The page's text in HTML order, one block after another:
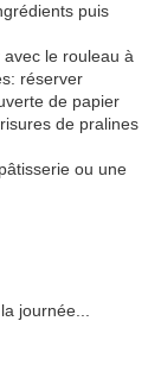
puis
le rouleau à
réserver
de papier
de pralines
ou une
journée...